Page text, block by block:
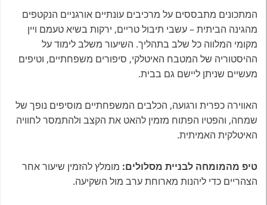
המתכונים מתבססים על מרכיבים עונתיים אורגניים הנקטפים
מהגינה הביתית – עשבי תיבול טריים, ירקות בשיא טעמם ויין
מקומי המלווה כל שלב בתהליך. השיעור משלב לימוד על
ההיסטוריה של המטבח האיטלקי, סיפורים משפחתיים, וטיפים
מעשיים שניתן ליישם גם בבית.
האווירה כפרית ורגועה, הכלבים המשפחתיים מוסיפים נופך של
שמחה, והפטיו הפתוח מזמין להאט את הקצב ולהתמסר לחוויה
האיטלקית האמיתית.
טיפ מהמומחה לבניית מסלולים: מומלץ להזמין שיעור אחר
הצהריים כדי ליהנות מארוחת ערב מול השקיעה.